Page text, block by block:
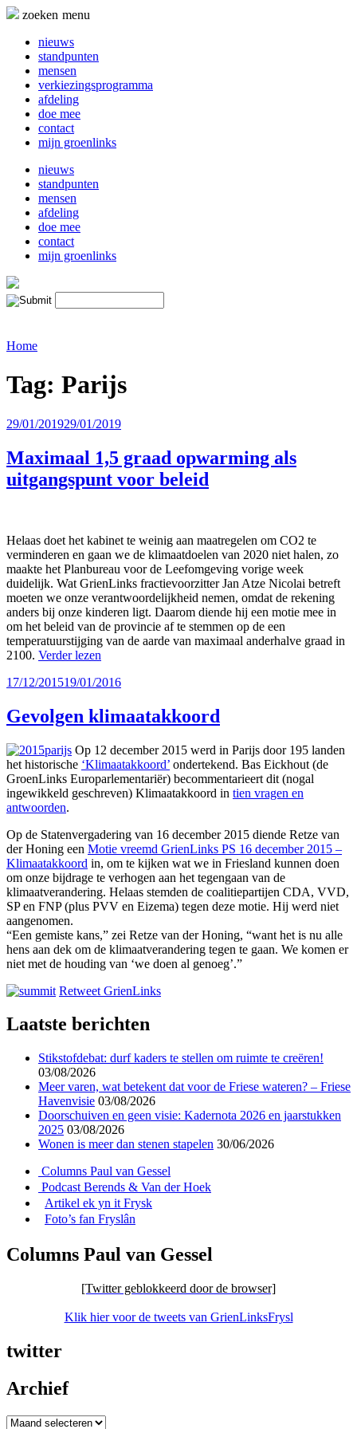
Naar
inhoud
springen
zoeken menu
nieuws
standpunten
mensen
verkiezingsprogramma
afdeling
doe mee
contact
mijn groenlinks
nieuws
standpunten
mensen
afdeling
doe mee
contact
mijn groenlinks
Home
Tag: Parijs
Geplaatst
29/01/201929/01/2019
Maximaal 1,5 graad opwarming als
uitgangspunt voor beleid
Helaas doet het kabinet te weinig aan maatregelen om CO2 te
verminderen en gaan we de klimaatdoelen van 2020 niet halen, zo
maakte het Planbureau voor de Leefomgeving vorige week
duidelijk. Wat GrienLinks fractievoorzitter Jan Atze Nicolai betreft
moeten we onze verantwoordelijkheid nemen, omdat de rekening
anders bij onze kinderen ligt. Daarom diende hij een motie mee in
om het beleid van de provincie af te stemmen op de een
temperatuurstijging van de aarde van maximaal anderhalve graad in
2100. Verder lezen
Geplaatst
17/12/201519/01/2016
Gevolgen klimaatakkoord
Op 12 december 2015 werd in Parijs door 195 landen
het historische ‘Klimaatakkoord’ ondertekend. Bas Eickhout (de
GroenLinks Europarlementariër) becommentarieert dit (nogal
ingewikkeld geschreven) Klimaatakkoord in tien vragen en
antwoorden.
Op de Statenvergadering van 16 december 2015 diende Retze van
der Honing een Motie vreemd GrienLinks PS 16 december 2015 –
Klimaatakkoord in, om te kijken wat we in Friesland kunnen doen
om onze bijdrage te verhogen aan het tegengaan van de
klimaatverandering. Helaas stemden de coalitiepartijen CDA, VVD,
SP en FNP (plus PVV en Eizema) tegen deze motie. Hij werd niet
aangenomen.
“Een gemiste kans,” zei Retze van der Honing, “want het is nu alle
hens aan dek om de klimaatverandering tegen te gaan. We komen er
niet met de houding van ‘we doen al genoeg’.”
Retweet GrienLinks
Laatste berichten
Stikstofdebat: durf kaders te stellen om ruimte te creëren!
03/08/2026
Meer varen, wat betekent dat voor de Friese wateren? – Friese
Havenvisie 03/08/2026
Doorschuiven en geen visie: Kadernota 2026 en jaarstukken
2025 03/08/2026
Wonen is meer dan stenen stapelen 30/06/2026
Columns Paul van Gessel
Podcast Berends & Van der Hoek
Artikel ek yn it Frysk
Foto’s fan Fryslân
Columns Paul van Gessel
[Twitter geblokkeerd door de browser]
Klik hier voor de tweets van GrienLinksFrysl
twitter
Archief
Archief